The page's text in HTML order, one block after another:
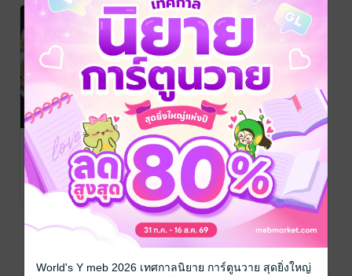
แรมรัถยา
วสุทิยา/ Wasu
นิยายรัก
4 Rating
World's Y meb 2026 เทศกาลนิยาย การ์ตูนวาย สุดยิ่งใหญ่